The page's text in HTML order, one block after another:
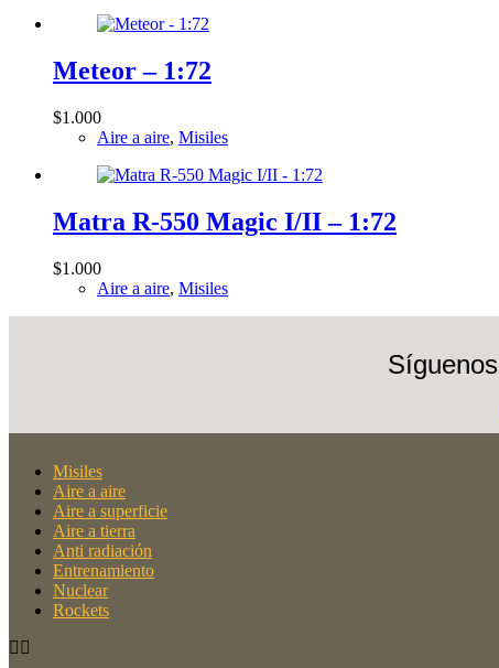
Meteor – 1:72
$1.000
Aire a aire, Misiles
Matra R-550 Magic I/II – 1:72
$1.000
Aire a aire, Misiles
Misiles
Aire a aire
Aire a superficie
Aire a tierra
Anti radiación
Entrenamiento
Nuclear
Rockets